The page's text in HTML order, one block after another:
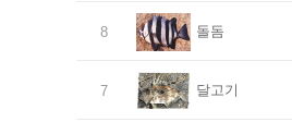
8 돌돔
7 달고기